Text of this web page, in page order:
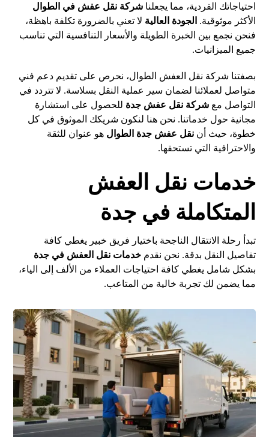
احتياجاتك الفردية، مما يجعلناشركة نقل عفش في الطوال
الأكثر موثوقية. الجودة العالية لا تعني بالضرورة تكلفة باهظة،
فنحن نجمع بين الخبرة الطويلة والأسعار التنافسية التي تناسب
جميع الميزانيات.
بصفتنا شركة نقل العفش الطوال، نحرص على تقديم دعم فني
متواصل لعملائنا لضمان سير عملية النقل بسلاسة. لا تتردد في
التواصل معشركة نقل عفش جدة للحصول على استشارة
مجانية حول خدماتنا. نحن هنا لنكون شريكك الموثوق في كل
خطوة، حيث أننقل عفش جدة الطوال هو عنوان للثقة
والاحترافية التي تستحقها.
خدمات نقل العفش
المتكاملة في جدة
تبدأ رحلة الانتقال الناجحة باختيار فريق خبير يغطي كافة
تفاصيل النقل بدقة. نحن نقدمخدمات نقل العفش في جدة
بشكل شامل يغطي كافة احتياجات العملاء من الألف إلى الياء،
مما يضمن لك تجربة خالية من المتاعب.